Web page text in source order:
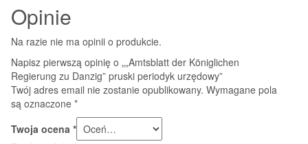
Opinie
Na razie nie ma opinii o produkcie.
Napisz pierwszą opinię o „„Amtsblatt der Königlichen
Regierung zu Danzig” pruski periodyk urzędowy”
Twój adres email nie zostanie opublikowany. Wymagane pola
są oznaczone *
Twoja ocena *